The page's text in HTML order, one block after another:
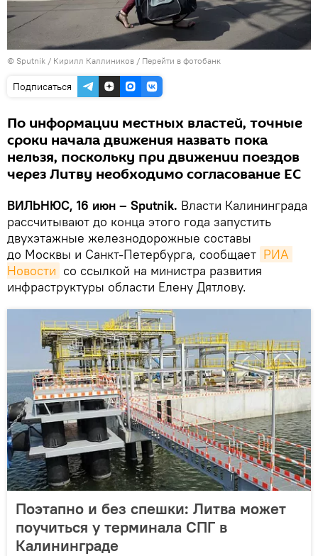
© Sputnik / Кирилл Каллиников / Перейти в фотобанк
Подписаться
По информации местных властей, точные
сроки начала движения назвать пока
нельзя, поскольку при движении поездов
через Литву необходимо согласование ЕС
ВИЛЬНЮС, 16 июн – Sputnik. Власти Калининграда
рассчитывают до конца этого года запустить
двухэтажные железнодорожные составы
до Москвы и Санкт-Петербурга, сообщает РИА
Новости со ссылкой на министра развития
инфраструктуры области Елену Дятлову.
Поэтапно и без спешки: Литва может
поучиться у терминала СПГ в
Калининграде